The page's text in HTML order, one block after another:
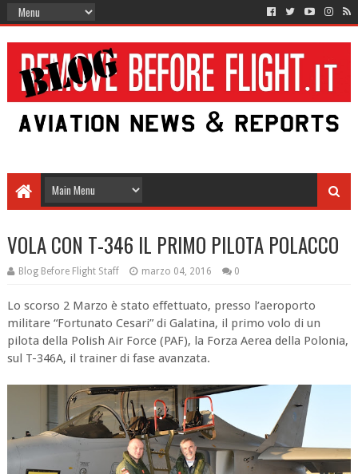
VOLA CON T-346 IL PRIMO PILOTA POLACCO
Blog Before Flight Staff marzo 04, 2016 0
Lo scorso 2 Marzo è stato effettuato, presso l’aeroporto
militare “Fortunato Cesari” di Galatina, il primo volo di un
pilota della Polish Air Force (PAF), la Forza Aerea della Polonia,
sul T-346A, il trainer di fase avanzata.